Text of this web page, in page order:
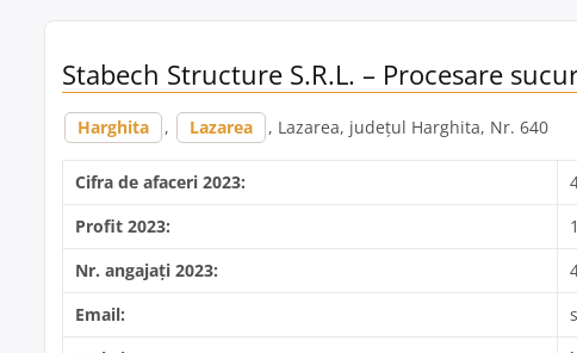
Stabech Structure S.R.L. – Procesare
Harghita , Lazarea , Lazarea, județul Harghita, Nr. 640
Cifra de afaceri 2023:
Profit 2023:
Nr. angajați 2023:
Email: